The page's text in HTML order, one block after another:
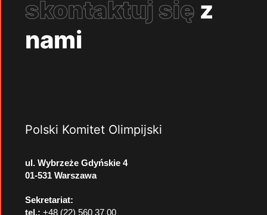
skontaktuj się z
nami
Polski Komitet Olimpijski
ul. Wybrzeże Gdyńskie 4
01-531 Warszawa
Sekretariat:
tel.: +48 (22) 560 37 00